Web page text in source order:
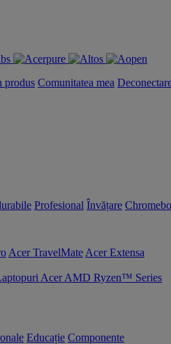
produs Comunitatea mea
Profesional Învățare
Acer TravelMate Acer Extensa
Acer AMD Ryzen™ Series
Educație Componente